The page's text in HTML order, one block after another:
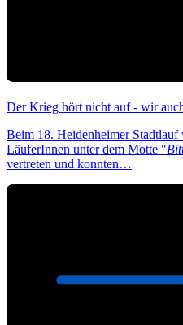
Der Krieg hört nicht auf - wir
Beim 18. Heidenheimer
LäuferInnen unter dem Motte "
vertreten und konnten…